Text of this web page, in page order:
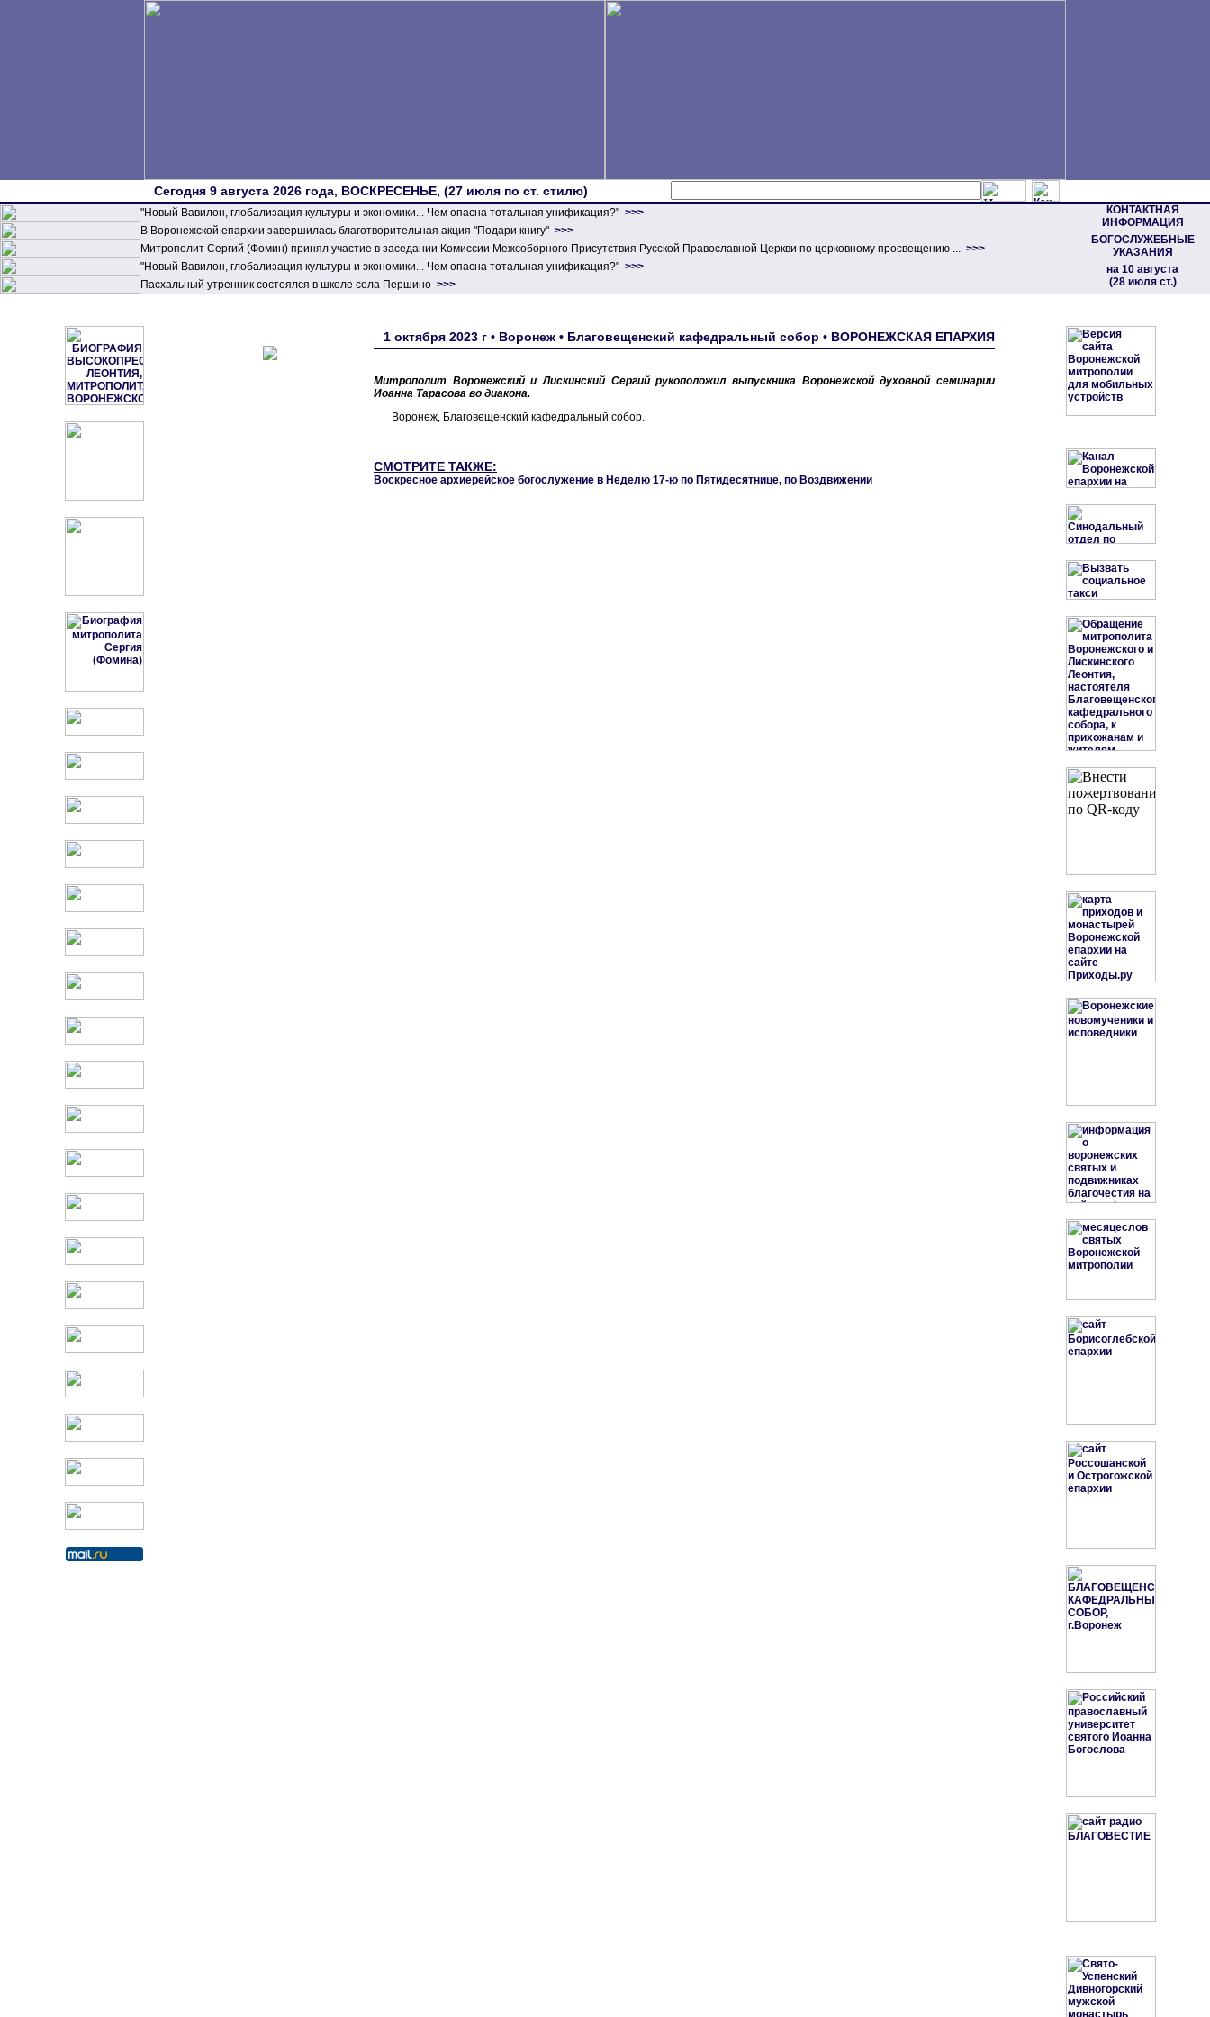
Сегодня 9 августа 2026 года, ВОСКРЕСЕНЬЕ, (27 июля по ст. стилю)
"Новый Вавилон, глобализация культуры и экономики... Чем опасна тотальная унификация?" >>>
КОНТАКТНАЯ
ИНФОРМАЦИЯ
БОГОСЛУЖЕБНЫЕ
УКАЗАНИЯ
на 10 августа
(28 июля ст.)
В Воронежской епархии завершилась благотворительная акция "Подари книгу" >>>
Митрополит Сергий (Фомин) принял участие в заседании Комиссии Межсоборного Присутствия Русской Православной Церкви по церковному просвещению ... >>>
"Новый Вавилон, глобализация культуры и экономики... Чем опасна тотальная унификация?" >>>
Пасхальный утренник состоялся в школе села Першино >>>
1 октября 2023 г • Воронеж • Благовещенский кафедральный собор • ВОРОНЕЖСКАЯ ЕПАРХИЯ
Митрополит Воронежский и Лискинский Сергий рукоположил выпускника Воронежской духовной семинарии
Иоанна Тарасова во диакона.
Воронеж, Благовещенский кафедральный собор.
СМОТРИТЕ ТАКЖЕ:
Воскресное архиерейское богослужение в Неделю 17-ю по Пятидесятнице, по Воздвижении